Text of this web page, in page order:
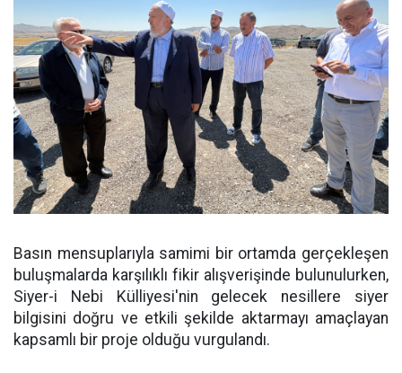
Basın mensuplarıyla samimi bir ortamda gerçekleşen
buluşmalarda karşılıklı fikir alışverişinde bulunulurken,
Siyer-i Nebi Külliyesi'nin gelecek nesillere siyer
bilgisini doğru ve etkili şekilde aktarmayı amaçlayan
kapsamlı bir proje olduğu vurgulandı.